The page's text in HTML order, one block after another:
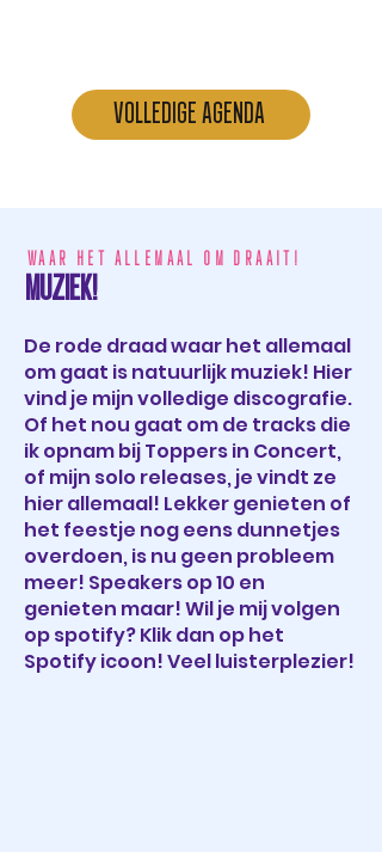
VOLLEDIGE AGENDA
WAAR HET ALLEMAAL OM DRAAIT!
MUZIEK!
De rode draad waar het allemaal
om gaat is natuurlijk muziek! Hier
vind je mijn volledige discografie.
Of het nou gaat om de tracks die
ik opnam bij Toppers in Concert,
of mijn solo releases, je vindt ze
hier allemaal! Lekker genieten of
het feestje nog eens dunnetjes
overdoen, is nu geen probleem
meer! Speakers op 10 en
genieten maar! Wil je mij volgen
op spotify? Klik dan op het
Spotify icoon! Veel luisterplezier!